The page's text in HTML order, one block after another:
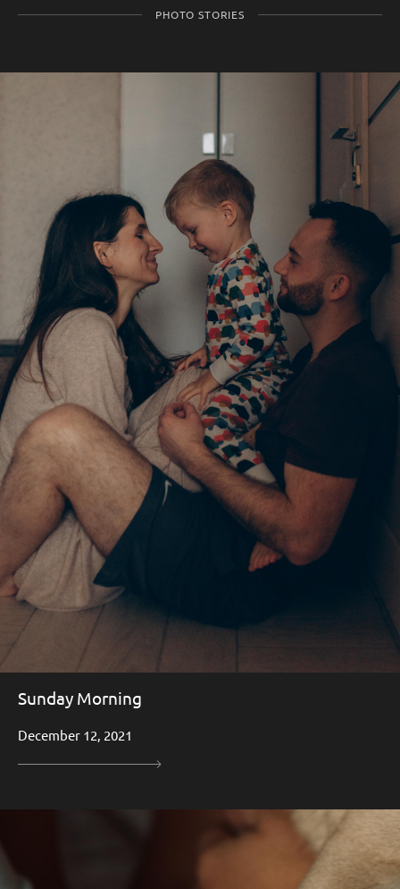
PHOTO STORIES
Sunday Morning
December 12, 2021